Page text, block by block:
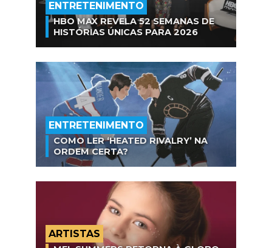
ENTRETENIMENTO
HBO MAX REVELA 52 SEMANAS DE
HISTÓRIAS ÚNICAS PARA 2026
ENTRETENIMENTO
COMO LER ‘HEATED RIVALRY’ NA
ORDEM CERTA?
ARTISTAS